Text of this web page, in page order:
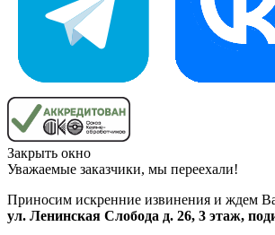
Закрыть окно
Уважаемые заказчики, мы переехали!
Приносим искренние извинения и ждем
ул. Ленинская Слобода д. 26, 3 этаж,